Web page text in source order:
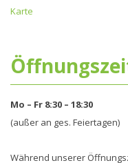
Karte
Mo – Fr 8:30 – 18:30
(außer an ges. Feiertagen)
Während unserer